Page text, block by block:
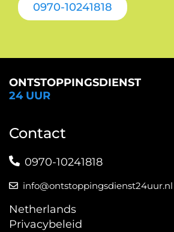
0970-10241818
ONTSTOPPINGSDIENST
24 UUR
Contact
0970-10241818
info@ontstoppingsdienst24uur.nl
Netherlands
Privacybeleid